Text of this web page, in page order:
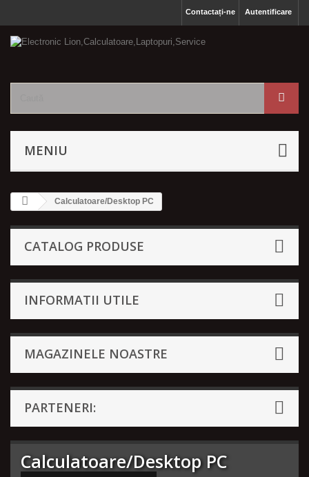
Autentificare
Contactați-ne
MENIU
Calculatoare/Desktop PC
CATALOG PRODUSE
INFORMATII UTILE
MAGAZINELE NOASTRE
PARTENERI:
Calculatoare/Desktop PC